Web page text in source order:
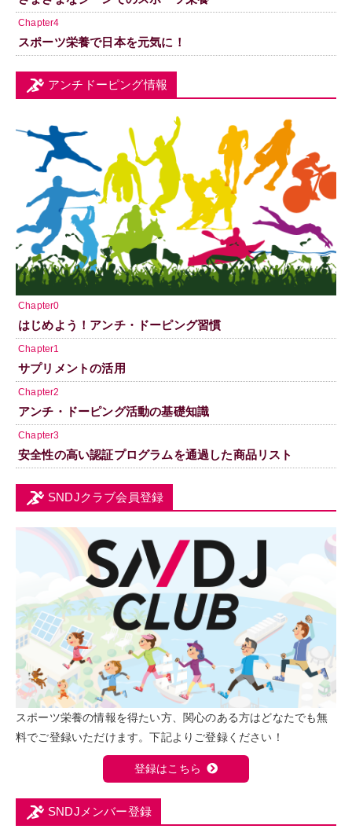
Chapter4
スポーツ栄養で日本を元気に！
アンチドーピング情報
Chapter0
はじめよう！アンチ・ドーピング習慣
Chapter1
サプリメントの活用
Chapter2
アンチ・ドーピング活動の基礎知識
Chapter3
安全性の高い認証プログラムを通過した商品リスト
SNDJクラブ会員登録
スポーツ栄養の情報を得たい方、関心のある方はどなたでも無
料でご登録いただけます。下記よりご登録ください！
登録はこちら
SNDJメンバー登録